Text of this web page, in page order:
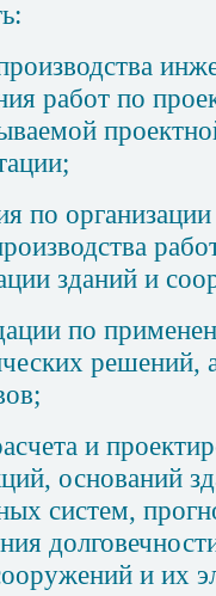
работ по
по
зданий и
по
решений,
и
оснований
систем,
и их